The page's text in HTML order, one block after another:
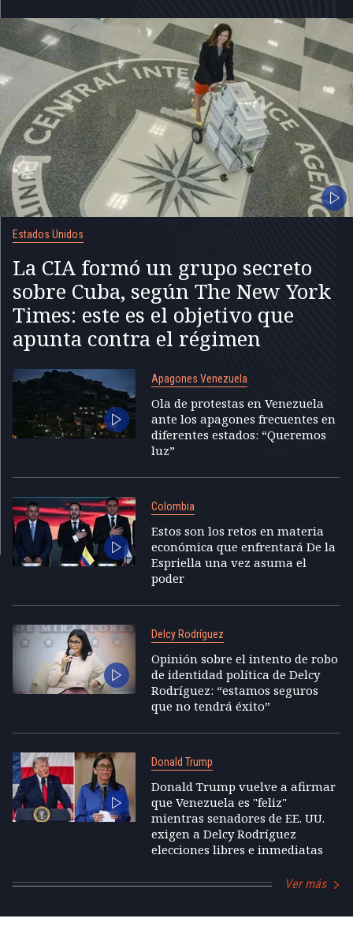
Estados Unidos
La CIA formó un grupo secreto
sobre Cuba, según The New York
Times: este es el objetivo que
apunta contra el régimen
Apagones Venezuela
Ola de protestas en Venezuela
ante los apagones frecuentes en
diferentes estados: “Queremos
luz”
Colombia
Estos son los retos en materia
económica que enfrentará De la
Espriella una vez asuma el
poder
Delcy Rodríguez
Opinión sobre el intento de robo
de identidad política de Delcy
Rodríguez: “estamos seguros
que no tendrá éxito”
Donald Trump
Donald Trump vuelve a afirmar
que Venezuela es "feliz"
mientras senadores de EE. UU.
exigen a Delcy Rodríguez
elecciones libres e inmediatas
Ver más